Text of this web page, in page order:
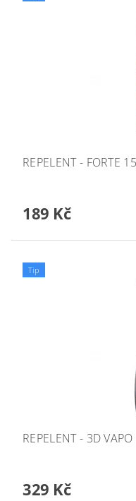
REPELENT - FORTE
189 Kč
Tip
REPELENT - 3D
329 Kč